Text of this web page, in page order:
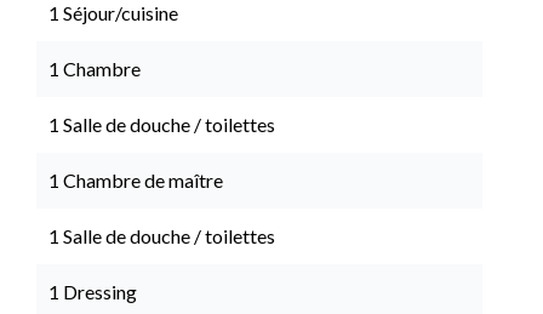
1 Séjour/cuisine
1 Chambre
1 Salle de douche / toilettes
1 Chambre de maître
1 Salle de douche / toilettes
1 Dressing